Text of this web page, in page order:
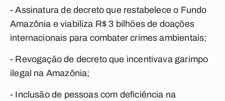
- Assinatura de decreto que restabelece o Fundo
Amazônia e viabiliza R$ 3 bilhões de doações
internacionais para combater crimes ambientais;
- Revogação de decreto que incentivava garimpo
ilegal na Amazônia;
- Inclusão de pessoas com deficiência na